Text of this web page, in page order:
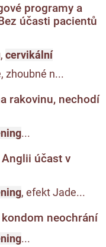
programy a
účasti pacientů
cervikální
zhoubné n...
rakovinu, nechodí
...
Anglii účast v
, efekt Jade...
neochrání
...